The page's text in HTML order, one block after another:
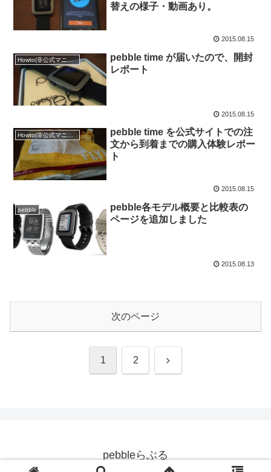
替えの様子・動画あり。
2015.08.15
Howto(非公式マニュアル)
pebble time が届いたので、開封
レポート
2015.08.15
Howto(非公式マニュアル)
pebble time を公式サイトでの注
文から到着までの購入体験レポー
ト
2015.08.15
pebble
pebble各モデル概要と比較表の
ページを追加しました
2015.08.13
次のページ
1 2 次
pebbleらぶる